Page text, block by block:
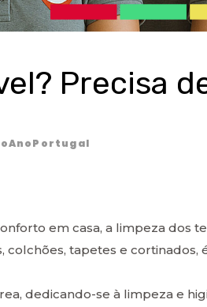
Precisa
em casa, a limpeza dos
colchões, tapetes e cortinados,
dedicando-se à limpeza e